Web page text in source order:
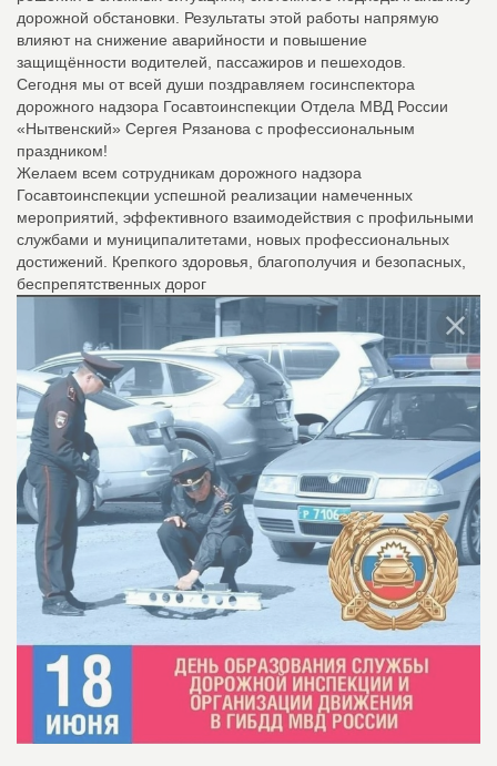
дорожной обстановки. Результаты этой работы напрямую
влияют на снижение аварийности и повышение
защищённости водителей, пассажиров и пешеходов.
Сегодня мы от всей души поздравляем госинспектора
дорожного надзора Госавтоинспекции Отдела МВД России
«Нытвенский» Сергея Рязанова с профессиональным
праздником!
Желаем всем сотрудникам дорожного надзора
Госавтоинспекции успешной реализации намеченных
мероприятий, эффективного взаимодействия с профильными
службами и муниципалитетами, новых профессиональных
достижений. Крепкого здоровья, благополучия и безопасных,
беспрепятственных дорог